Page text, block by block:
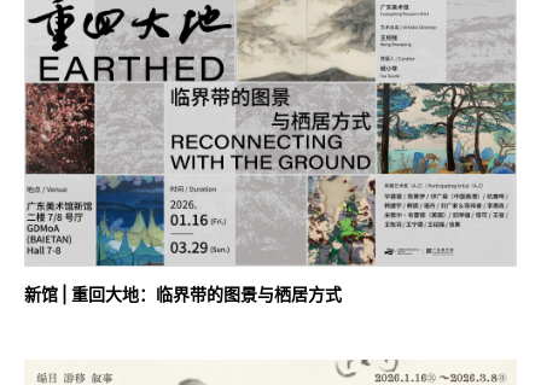
新馆 | 重回大地：临界带的图景与栖居方式